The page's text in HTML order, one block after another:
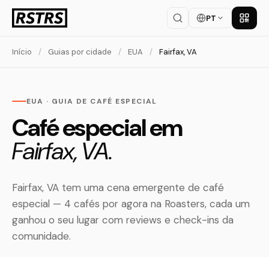
PT Baixar
Início / Guias por cidade / EUA / Fairfax, VA
EUA · GUIA DE CAFÉ ESPECIAL
Café especial em
Fairfax, VA.
Fairfax, VA tem uma cena emergente de café
especial — 4 cafés por agora na Roasters, cada um
ganhou o seu lugar com reviews e check-ins da
comunidade.